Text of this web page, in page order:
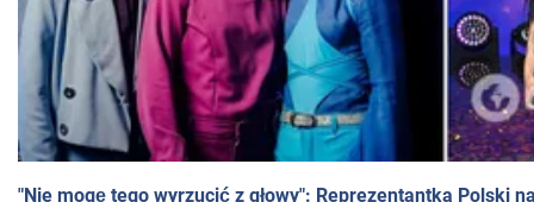
"Nie mogę tego wyrzucić z głowy": Reprezentantka Polski